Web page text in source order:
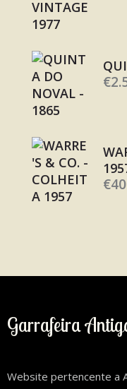
€
€
Garrafeira
Website pertencente a